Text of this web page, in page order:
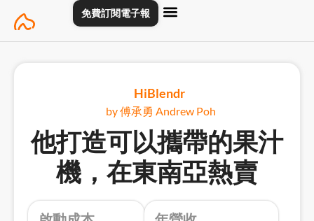
content
免費訂閱電子報
HiBlendr
by 傅承勇 Andrew Poh
他打造可以攜帶的果汁
機，在東南亞熱賣